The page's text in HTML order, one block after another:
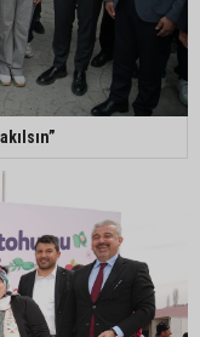
hakkını tehdit
içme suyu
garantisi verilen